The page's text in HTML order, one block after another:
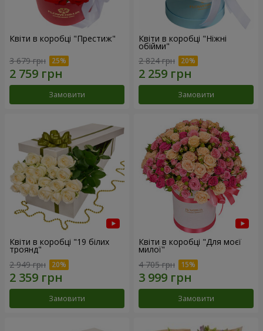
Квіти в коробці "Престиж"
3 679 грн
Замовити
Квіти в коробці "Ніжні
обійми"
2 824 грн
Замовити
Квіти в коробці "19 білих
троянд"
2 949 грн
Замовити
Квіти в коробці "Для моєї
милої"
4 705 грн
Замовити